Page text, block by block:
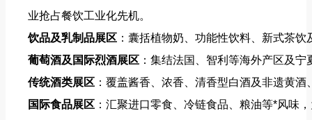
业抢占餐饮工业化先机。
饮品及乳制品展区 ：囊括植物奶、功能性饮料、新式茶
葡萄酒及国际烈酒展区 ：集结法国、智利等海外产区及
传统酒类展区 ：覆盖酱香、浓香、清香型白酒及非遗黄
国际食品展区 ：汇聚进口零食、冷链食品、粮油等*风味